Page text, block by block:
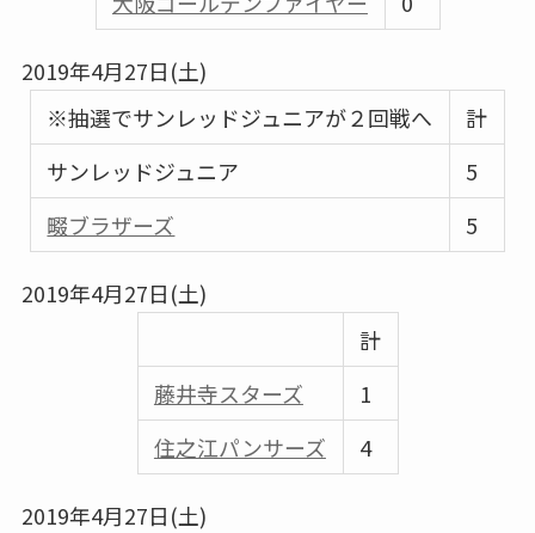
2019年4月27日(土)
※抽選でサンレッドジュニアが２回戦へ
計
サンレッドジュニア
5
畷ブラザーズ
5
2019年4月27日(土)
計
藤井寺スターズ
1
住之江パンサーズ
4
2019年4月27日(土)